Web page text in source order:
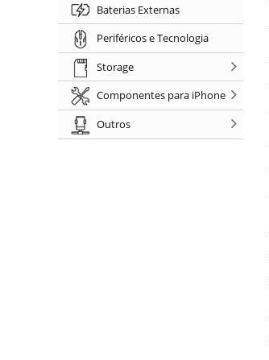
Baterias Externas
Periféricos e Tecnologia
Storage
Componentes para iPhone
Outros